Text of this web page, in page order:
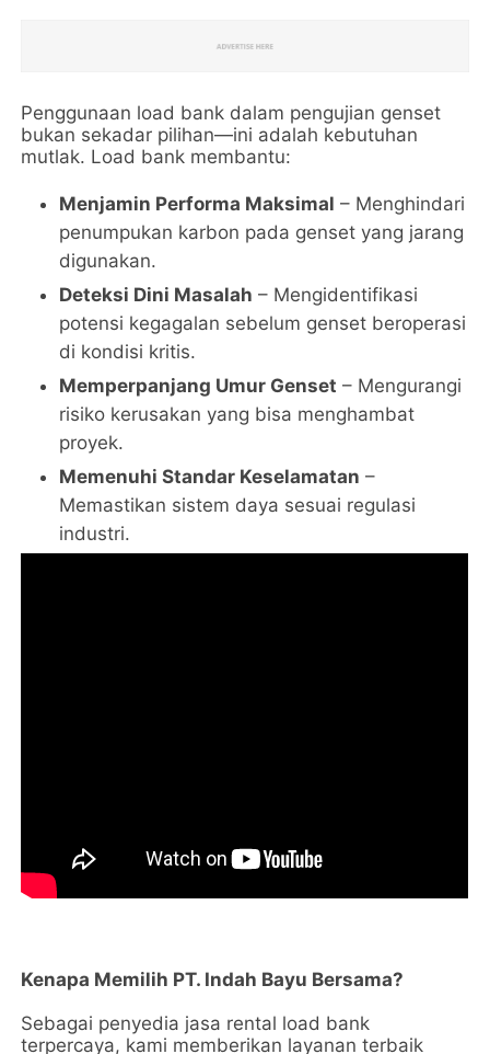
Penggunaan load bank dalam pengujian genset
bukan sekadar pilihan—ini adalah kebutuhan
mutlak. Load bank membantu:
Menjamin Performa Maksimal – Menghindari
penumpukan karbon pada genset yang jarang
digunakan.
Deteksi Dini Masalah – Mengidentifikasi
potensi kegagalan sebelum genset beroperasi
di kondisi kritis.
Memperpanjang Umur Genset – Mengurangi
risiko kerusakan yang bisa menghambat
proyek.
Memenuhi Standar Keselamatan –
Memastikan sistem daya sesuai regulasi
industri.
Kenapa Memilih PT. Indah Bayu Bersama?
Sebagai penyedia jasa rental load bank
terpercaya, kami memberikan layanan terbaik